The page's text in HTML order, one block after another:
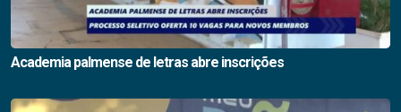
Academia palmense de letras abre inscrições